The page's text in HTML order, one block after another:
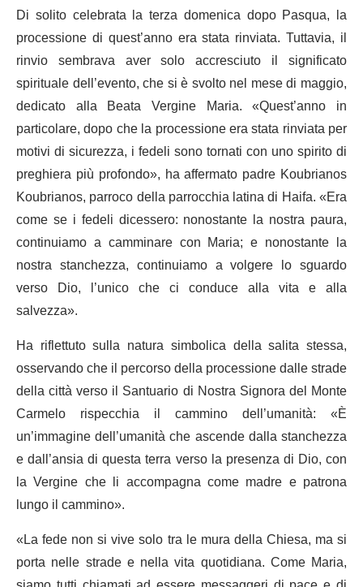
Di solito celebrata la terza domenica dopo Pasqua, la
processione di quest’anno era stata rinviata. Tuttavia, il
rinvio sembrava aver solo accresciuto il significato
spirituale dell’evento, che si è svolto nel mese di maggio,
dedicato alla Beata Vergine Maria. «Quest’anno in
particolare, dopo che la processione era stata rinviata per
motivi di sicurezza, i fedeli sono tornati con uno spirito di
preghiera più profondo», ha affermato padre Koubrianos
Koubrianos, parroco della parrocchia latina di Haifa. «Era
come se i fedeli dicessero: nonostante la nostra paura,
continuiamo a camminare con Maria; e nonostante la
nostra stanchezza, continuiamo a volgere lo sguardo
verso Dio, l’unico che ci conduce alla vita e alla
salvezza».
Ha riflettuto sulla natura simbolica della salita stessa,
osservando che il percorso della processione dalle strade
della città verso il Santuario di Nostra Signora del Monte
Carmelo rispecchia il cammino dell’umanità: «È
un’immagine dell’umanità che ascende dalla stanchezza
e dall’ansia di questa terra verso la presenza di Dio, con
la Vergine che li accompagna come madre e patrona
lungo il cammino».
«La fede non si vive solo tra le mura della Chiesa, ma si
porta nelle strade e nella vita quotidiana. Come Maria,